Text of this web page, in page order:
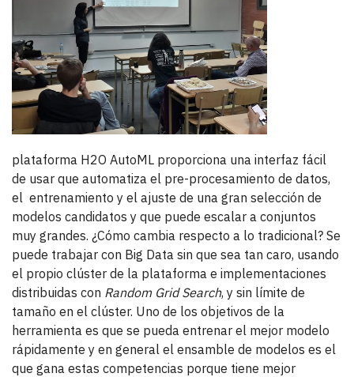
plataforma H2O AutoML proporciona una interfaz fácil
de usar que automatiza el pre-procesamiento de datos,
el entrenamiento y el ajuste de una gran selección de
modelos candidatos y que puede escalar a conjuntos
muy grandes. ¿Cómo cambia respecto a lo tradicional? Se
puede trabajar con Big Data sin que sea tan caro, usando
el propio clúster de la plataforma e implementaciones
distribuidas con Random Grid Search, y sin límite de
tamaño en el clúster. Uno de los objetivos de la
herramienta es que se pueda entrenar el mejor modelo
rápidamente y en general el ensamble de modelos es el
que gana estas competencias porque tiene mejor